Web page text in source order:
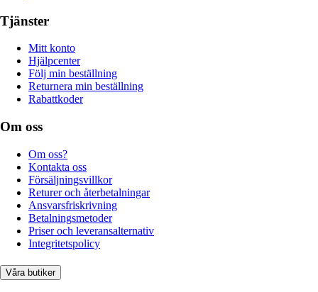
Tjänster
Mitt konto
Hjälpcenter
Följ min beställning
Returnera min beställning
Rabattkoder
Om oss
Om oss?
Kontakta oss
Försäljningsvillkor
Returer och återbetalningar
Ansvarsfriskrivning
Betalningsmetoder
Priser och leveransalternativ
Integritetspolicy
Våra butiker